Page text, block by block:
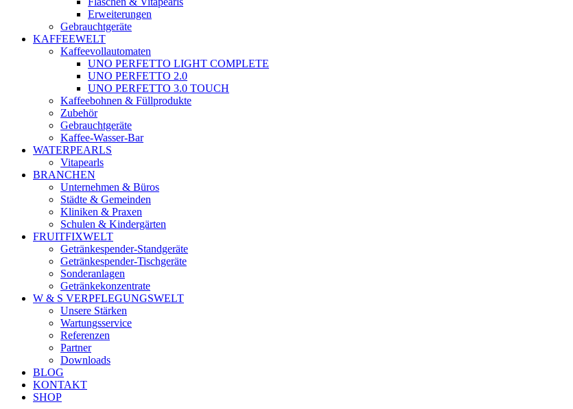
Erweiterungen
Gebrauchtgeräte
KAFFEEWELT
Kaffeevollautomaten
UNO PERFETTO LIGHT COMPLETE
UNO PERFETTO 2.0
UNO PERFETTO 3.0 TOUCH
Kaffeebohnen & Füllprodukte
Zubehör
Gebrauchtgeräte
Kaffee-Wasser-Bar
WATERPEARLS
Vitapearls
BRANCHEN
Unternehmen & Büros
Städte & Gemeinden
Kliniken & Praxen
Schulen & Kindergärten
FRUITFIXWELT
Getränkespender-Standgeräte
Getränkespender-Tischgeräte
Sonderanlagen
Getränkekonzentrate
W & S VERPFLEGUNGSWELT
Unsere Stärken
Wartungsservice
Referenzen
Partner
Downloads
BLOG
KONTAKT
SHOP